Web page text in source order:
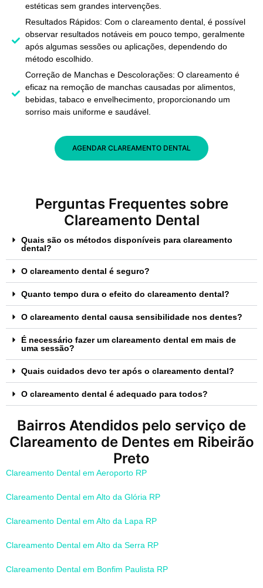
estéticas sem grandes intervenções.
Resultados Rápidos: Com o clareamento dental, é possível
observar resultados notáveis em pouco tempo, geralmente
após algumas sessões ou aplicações, dependendo do
método escolhido.
Correção de Manchas e Descolorações: O clareamento é
eficaz na remoção de manchas causadas por alimentos,
bebidas, tabaco e envelhecimento, proporcionando um
sorriso mais uniforme e saudável.
AGENDAR CLAREAMENTO DENTAL
Perguntas Frequentes sobre
Clareamento Dental
Quais são os métodos disponíveis para clareamento
dental?
O clareamento dental é seguro?
Quanto tempo dura o efeito do clareamento dental?
O clareamento dental causa sensibilidade nos dentes?
É necessário fazer um clareamento dental em mais de
uma sessão?
Quais cuidados devo ter após o clareamento dental?
O clareamento dental é adequado para todos?
Bairros Atendidos pelo serviço de
Clareamento de Dentes em Ribeirão
Preto
Clareamento Dental em Aeroporto RP
Clareamento Dental em Alto da Glória RP
Clareamento Dental em Alto da Lapa RP
Clareamento Dental em Alto da Serra RP
Clareamento Dental em Bonfim Paulista RP